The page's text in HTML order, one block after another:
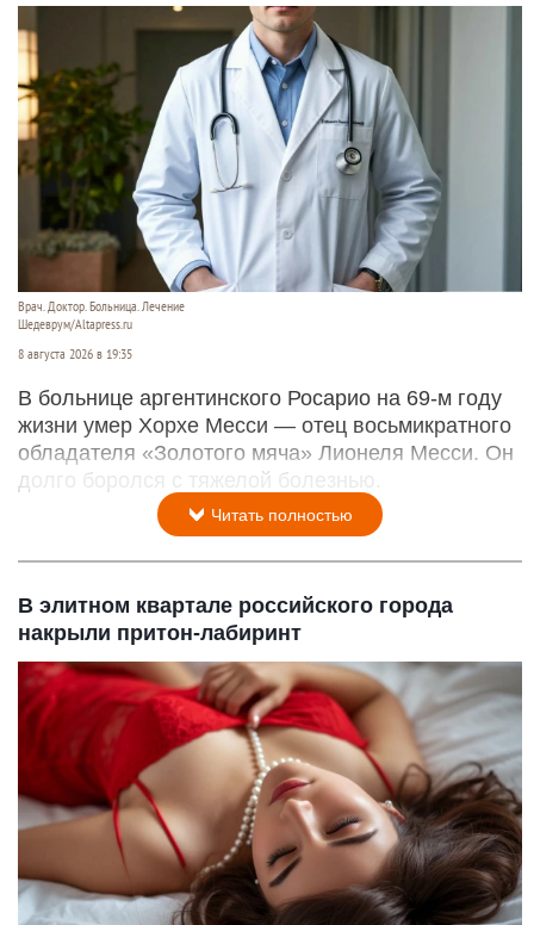
Врач. Доктор. Больница. Лечение
Шедеврум/Altapress.ru
8 августа 2026 в 19:35
В больнице аргентинского Росарио на 69-м году
жизни умер Хорхе Месси — отец восьмикратного
обладателя «Золотого мяча» Лионеля Месси. Он
долго боролся с тяжелой болезнью.
Читать полностью
В элитном квартале российского города
накрыли притон-лабиринт